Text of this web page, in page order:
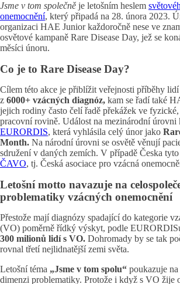
Jsme v tom společně je letošním heslem
onemocnění, který připadá na 28. února 2023.
organizaci HAE Junior každoročně nese ve
osvětové kampaně Rare Disease Day, jež se
měsíci únoru.
Co je to Rare Disease Day?
Cílem této akce je přiblížit veřejnosti příběhy
z 6000+ vzácných diagnóz, kam se řadí také
jejich rodiny často čelí řadě překážek ve
pracovní rovině. Událost na mezinárodní úrovni
EURORDIS, která vyhlásila celý únor jako
Month. Na národní úrovni se osvětě věnují
sdružení v daných zemích. V případě Česka
ČAVO, tj. Česká asociace pro vzácná
Letošní motto navazuje na
problematiky vzácných onemocnění
Přestože mají diagnózy spadající do kategorie
(VO) poměrně řídký výskyt, podle
300 milionů lidí s VO. Dohromady by se tak
rovnal třetí nejlidnatější zemi světa.
Letošní téma „Jsme v tom spolu“ poukazuje
dimenzi problematiky. Protože i když s VO žije